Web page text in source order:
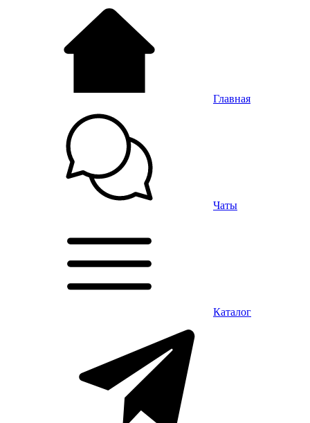
Главная
Чаты
Каталог